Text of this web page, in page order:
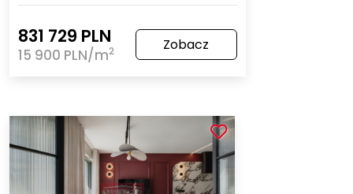
831 729 PLN
15 900 PLN/m2 Zobacz